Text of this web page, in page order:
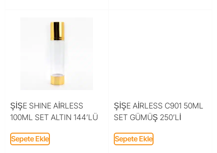
ŞİŞE SHINE AİRLESS
100ML SET ALTIN 144’LÜ
Sepete Ekle
ŞİŞE AİRLESS C901 50ML
SET GÜMÜŞ 250’Lİ
Sepete Ekle